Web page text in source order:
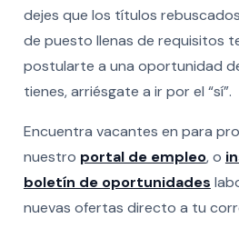
dejes que los títulos
de puesto llenas de requisitos
postularte a una oportunidad
tienes, arriésgate a ir por el “sí”.
Encuentra vacantes en para
nuestro portal de empleo, o
boletín de oportunidades
nuevas ofertas directo a tu